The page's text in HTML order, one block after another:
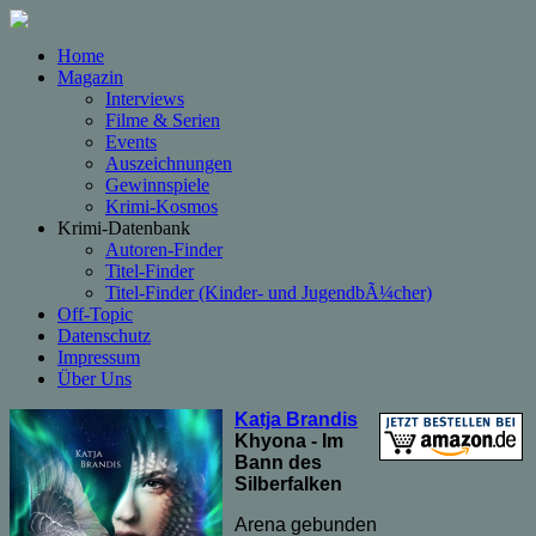
Home
Magazin
Interviews
Filme & Serien
Events
Auszeichnungen
Gewinnspiele
Krimi-Kosmos
Krimi-Datenbank
Autoren-Finder
Titel-Finder
Titel-Finder (Kinder- und JugendbÃ¼cher)
Off-Topic
Datenschutz
Impressum
Über Uns
Katja Brandis
Khyona - Im
Bann des
Silberfalken
Arena gebunden